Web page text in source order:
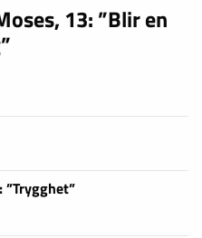
13: ”Blir en